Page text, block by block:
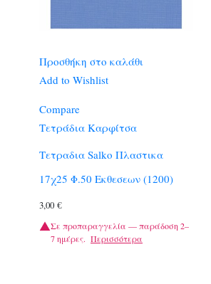
Προσθήκη στο καλάθι
Add to Wishlist
Compare
Τετράδια Καρφίτσα
Τετραδια Salko Πλαστικα
17χ25 Φ.50 Εκθεσεων (1200)
3,00 €
Σε προπαραγγελία — παράδοση 2–
7 ημέρες. Περισσότερα